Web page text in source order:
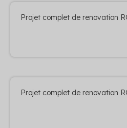
Projet complet de renovation
Projet complet de renovation